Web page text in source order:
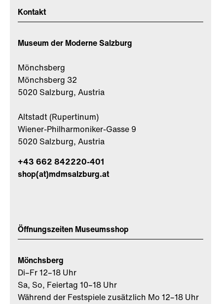
Kontakt
Museum der Moderne Salzburg
Mönchsberg
Mönchsberg 32
5020 Salzburg, Austria
Altstadt (Rupertinum)
Wiener-Philharmoniker-Gasse 9
5020 Salzburg, Austria
+43 662 842220-401
shop(at)mdmsalzburg.at
Öffnungszeiten Museumsshop
Mönchsberg
Di–Fr 12–18 Uhr
Sa, So, Feiertag 10–18 Uhr
Während der Festspiele zusätzlich Mo 12–18 Uhr